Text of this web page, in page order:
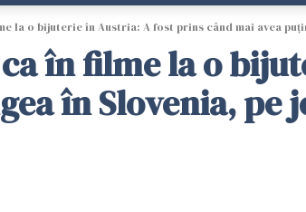
la o bijuterie în Austria: A fost prins când mai avea
în filme la o
în Slovenia, pe